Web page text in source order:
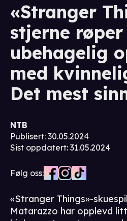
«Stranger
stjerne røper
ubehagelig
med
Det mest
NTB
Publisert: 30.05.2024
Sist oppdatert: 31.05.2024
Følg oss:
«Stranger Things»-
Matarazzo har opplevd